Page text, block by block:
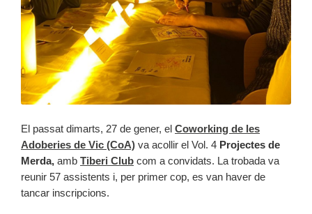
El passat dimarts, 27 de gener, el Coworking de les
Adoberies de Vic (CoA) va acollir el Vol. 4 Projectes de
Merda, amb Tiberi Club com a convidats. La trobada va
reunir 57 assistents i, per primer cop, es van haver de
tancar inscripcions.